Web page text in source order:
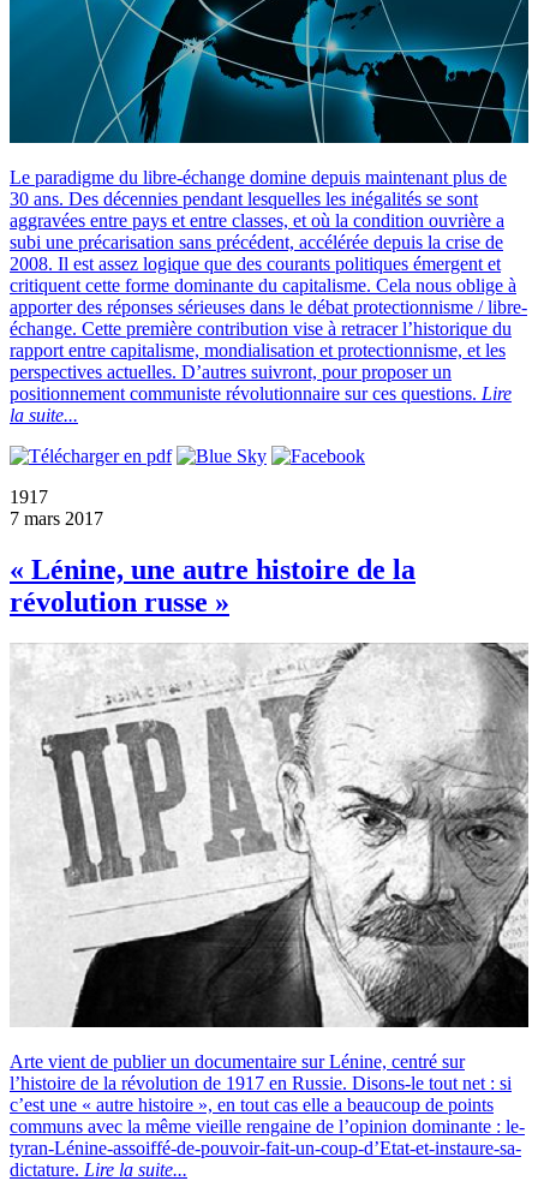
Le paradigme du libre-échange domine depuis maintenant plus de
30 ans. Des décennies pendant lesquelles les inégalités se sont
aggravées entre pays et entre classes, et où la condition ouvrière a
subi une précarisation sans précédent, accélérée depuis la crise de
2008. Il est assez logique que des courants politiques émergent et
critiquent cette forme dominante du capitalisme. Cela nous oblige à
apporter des réponses sérieuses dans le débat protectionnisme / libre-
échange. Cette première contribution vise à retracer l’historique du
rapport entre capitalisme, mondialisation et protectionnisme, et les
perspectives actuelles. D’autres suivront, pour proposer un
positionnement communiste révolutionnaire sur ces questions. Lire
la suite...
1917
7 mars 2017
« Lénine, une autre histoire de la
révolution russe »
Arte vient de publier un documentaire sur Lénine, centré sur
l’histoire de la révolution de 1917 en Russie. Disons-le tout net : si
c’est une « autre histoire », en tout cas elle a beaucoup de points
communs avec la même vieille rengaine de l’opinion dominante : le-
tyran-Lénine-assoiffé-de-pouvoir-fait-un-coup-d’Etat-et-instaure-sa-
dictature. Lire la suite...